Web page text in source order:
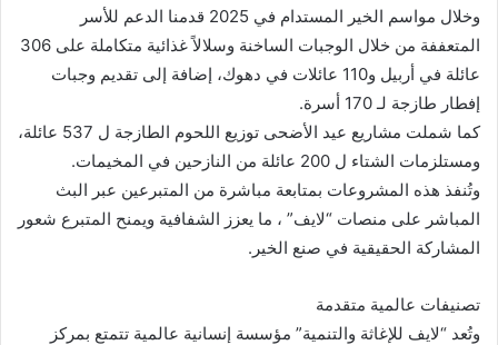
وخلال مواسم الخير المستدام في 2025 قدمنا الدعم للأسر
المتعففة من خلال الوجبات الساخنة وسلالاً غذائية متكاملة على 306
عائلة في أربيل و110 عائلات في دهوك، إضافة إلى تقديم وجبات
إفطار طازجة لـ 170 أسرة.
كما شملت مشاريع عيد الأضحى توزيع اللحوم الطازجة ل 537 عائلة،
ومستلزمات الشتاء ل 200 عائلة من النازحين في المخيمات.
وتُنفذ هذه المشروعات بمتابعة مباشرة من المتبرعين عبر البث
المباشر على منصات “لايف” ، ما يعزز الشفافية ويمنح المتبرع شعور
المشاركة الحقيقية في صنع الخير.
تصنيفات عالمية متقدمة
وتُعد “لايف للإغاثة والتنمية” مؤسسة إنسانية عالمية تتمتع بمركز